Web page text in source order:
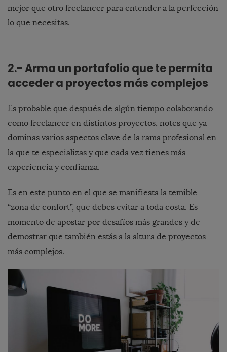
mejor que otro freelancer para entender a la perfección
lo que necesitas.
2.- Arma un portafolio que te permita
acceder a proyectos más complejos
Es probable que después de algún tiempo colaborando
como freelancer en distintos proyectos, notes que ya
dominas varios aspectos clave de la rama profesional en
la que te especializas y que cada vez tienes más
experiencia y confianza.
Es en este punto en el que se manifiesta la temible
“zona de confort”, que debes evitar a toda costa. Es
momento de apostar por desafíos más grandes y de
demostrar que también estás a la altura de proyectos
más complejos.